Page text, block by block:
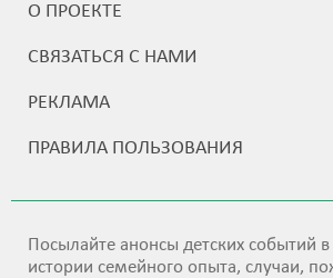
О ПРОЕКТЕ
СВЯЗАТЬСЯ С НАМИ
РЕКЛАМА
ПРАВИЛА ПОЛЬЗОВАНИЯ
Посылайте анонсы детских событий в
истории семейного опыта, случаи,